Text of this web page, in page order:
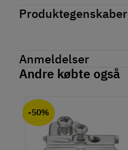
Produktegenskaber
Produktinformation
Kunststof
Farve
Grå
Anmeldelser
Andre købte også
-50%